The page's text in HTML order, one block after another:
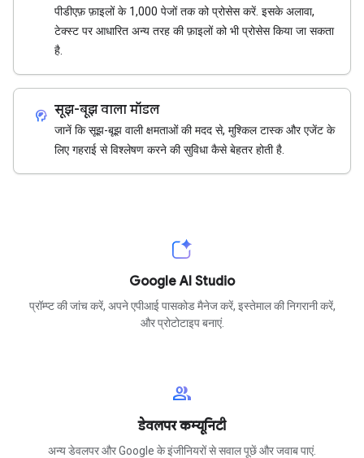
पीडीएफ़ फ़ाइलों के 1,000 पेजों तक को प्रोसेस करें. इसके अलावा,
टेक्स्ट पर आधारित अन्य तरह की फ़ाइलों को भी प्रोसेस किया जा सकता
है.
cognition_2 सूझ-बूझ वाला मॉडल
जानें कि सूझ-बूझ वाली क्षमताओं की मदद से, मुश्किल टास्क और एजेंट के
लिए गहराई से विश्लेषण करने की सुविधा कैसे बेहतर होती है.
Google AI Studio
प्रॉम्प्ट की जांच करें, अपने एपीआई पासकोड मैनेज करें, इस्तेमाल की निगरानी करें,
और प्रोटोटाइप बनाएं.
group
डेवलपर कम्यूनिटी
अन्य डेवलपर और Google के इंजीनियरों से सवाल पूछें और जवाब पाएं.